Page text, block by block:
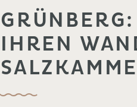
IHREN